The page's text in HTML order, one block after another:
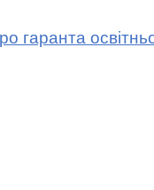
гаранта